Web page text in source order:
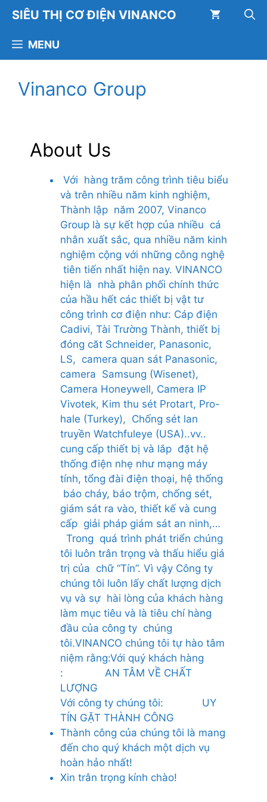
Chuyển
đến
dung
SIÊU THỊ CƠ ĐIỆN VINANCO
MENU
Vinanco Group
About Us
Với hàng trăm công trình tiêu biểu
và trên nhiều năm kinh nghiệm,
Thành lập năm 2007, Vinanco
Group là sự kết hợp của nhiều cá
nhân xuất sắc, qua nhiều năm kinh
nghiệm cộng với những công nghệ
tiên tiến nhất hiện nay. VINANCO
hiện là nhà phân phối chính thức
của hầu hết các thiết bị vật tư
công trình cơ điện như: Cáp điện
Cadivi, Tài Trường Thành, thiết bị
đóng căt Schneider, Panasonic,
LS, camera quan sát Panasonic,
camera Samsung (Wisenet),
Camera Honeywell, Camera IP
Vivotek, Kim thu sét Protart, Pro-
hale (Turkey), Chống sét lan
truyền Watchfuleye (USA)..vv..
cung cấp thiết bị và lắp đặt hệ
thống điện nhẹ như mạng máy
tính, tổng đài điện thoại, hệ thống
báo cháy, báo trộm, chống sét,
giám sát ra vào, thiết kế và cung
cấp giải pháp giám sát an ninh,…
Trong quá trình phát triển chúng
tôi luôn trân trọng và thấu hiểu giá
trị của chữ “Tín”. Vì vậy Công ty
chúng tôi luôn lấy chất lượng dịch
vụ và sự hài lòng của khách hàng
làm mục tiêu và là tiêu chí hàng
đầu của công ty chúng
tôi.VINANCO chúng tôi tự hào tâm
niệm rằng:Với quý khách hàng
: AN TÂM VỀ CHẤT
LƯỢNG
Với công ty chúng tôi: UY
TÍN GẶT THÀNH CÔNG
Thành công của chúng tôi là mang
đến cho quý khách một dịch vụ
hoàn hảo nhất!
Xin trân trọng kính chào!